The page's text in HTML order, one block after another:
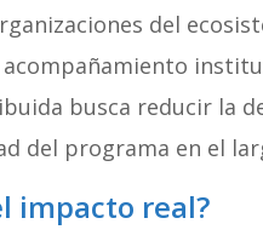
del
busca reducir la
del programa en el
impacto real?